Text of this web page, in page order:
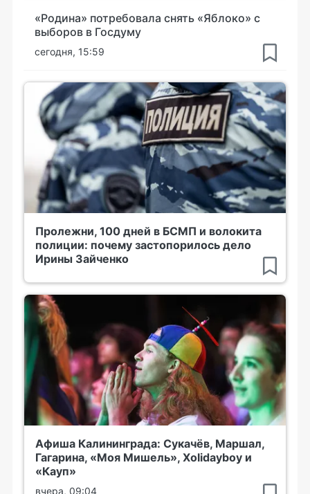
«Родина» потребовала снять «Яблоко» с
выборов в Госдуму
сегодня, 15:59
Пролежни, 100 дней в БСМП и волокита
полиции: почему застопорилось дело
Ирины Зайченко
Афиша Калининграда: Сукачёв, Маршал,
Гагарина, «Моя Мишель», Xolidayboy и
«Кауп»
вчера, 09:04